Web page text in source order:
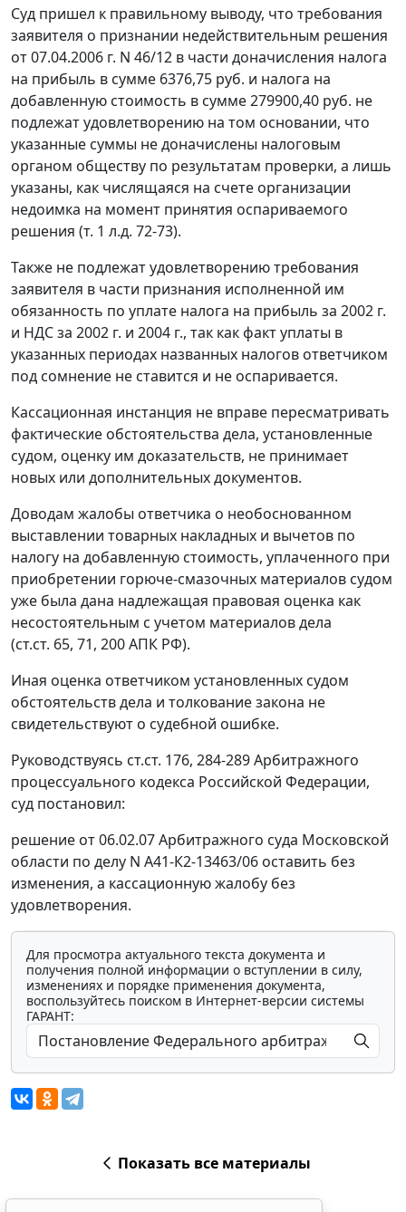
Суд пришел к правильному выводу, что требования
заявителя о признании недействительным решения
от 07.04.2006 г. N 46/12 в части доначисления налога
на прибыль в сумме 6376,75 руб. и налога на
добавленную стоимость в сумме 279900,40 руб. не
подлежат удовлетворению на том основании, что
указанные суммы не доначислены налоговым
органом обществу по результатам проверки, а лишь
указаны, как числящаяся на счете организации
недоимка на момент принятия оспариваемого
решения (т. 1 л.д. 72-73).
Также не подлежат удовлетворению требования
заявителя в части признания исполненной им
обязанность по уплате налога на прибыль за 2002 г.
и НДС за 2002 г. и 2004 г., так как факт уплаты в
указанных периодах названных налогов ответчиком
под сомнение не ставится и не оспаривается.
Кассационная инстанция не вправе пересматривать
фактические обстоятельства дела, установленные
судом, оценку им доказательств, не принимает
новых или дополнительных документов.
Доводам жалобы ответчика о необоснованном
выставлении товарных накладных и вычетов по
налогу на добавленную стоимость, уплаченного при
приобретении горюче-смазочных материалов судом
уже была дана надлежащая правовая оценка как
несостоятельным с учетом материалов дела
(ст.ст. 65, 71, 200АПК РФ).
Иная оценка ответчиком установленных судом
обстоятельств дела и толкование закона не
свидетельствуют о судебной ошибке.
Руководствуясь ст.ст. 176, 284-289Арбитражного
процессуального кодекса Российской Федерации,
суд постановил:
решение от 06.02.07 Арбитражного суда Московской
области по делу N А41-К2-13463/06 оставить без
изменения, а кассационную жалобу без
удовлетворения.
Для просмотра актуального текста документа и
получения полной информации о вступлении в силу,
изменениях и порядке применения документа,
воспользуйтесь поиском в Интернет-версии системы
ГАРАНТ:
Показать все материалы